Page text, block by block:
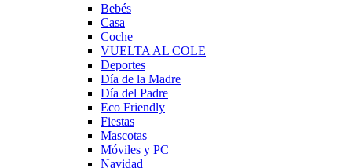
Bebés
Casa
Coche
VUELTA AL COLE
Deportes
Día de la Madre
Día del Padre
Eco Friendly
Fiestas
Mascotas
Móviles y PC
Navidad